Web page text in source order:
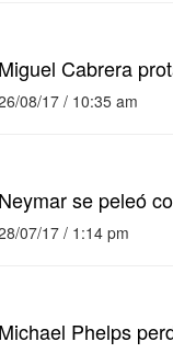
Miguel Cabrera
08/17 / 10:35 am
Neymar se peleó
07/17 / 1:14 pm
Michael Phelps